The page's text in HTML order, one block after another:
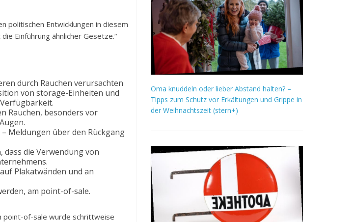
politischen Entwicklungen in diesem
Einführung ähnlicher Gesetze.“
durch Rauchen verursachten
von storage-Einheiten und
Rauchen, besonders vor
Meldungen über den Rückgang
die Verwendung von
Plakatwänden und an
am point-of-sale.
point-of-sale wurde schrittweise
Oma knuddeln oder lieber Abstand halten? –
Tipps zum Schutz vor Erkältungen und Grippe in
der Weihnachtszeit (stern+)